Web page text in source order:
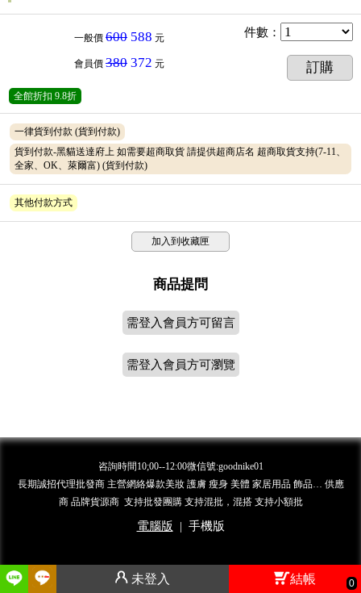
一般價 600 588 元
會員價 380 372 元
件數 ：
訂購
全館折扣 9.8折
一律貨到付款 (貨到付款)
貨到付款-黑貓送達府上 如需要超商取貨 請提供超商店名 超商取貨支持(7-11、
全家、OK、萊爾富) (貨到付款)
其他付款方式
加入到收藏匣
未登入 結帳 0
商品提問
需登入會員方可留言
需登入會員方可瀏覽
咨詢時間10;00--12:00微信號:goodnike01
長期誠招代理批發商 主營網絡爆款美妝 護膚 瘦身 美體 家居用品 飾品… 供應
商 品牌貨源商 支持批發團購 支持混批，混搭 支持小額批
電腦版 | 手機版